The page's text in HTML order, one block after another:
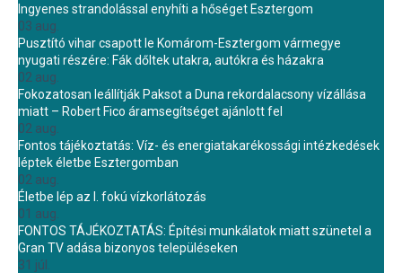
Ingyenes strandolással enyhíti a hőséget Esztergom
03 aug.
Pusztító vihar csapott le Komárom-Esztergom vármegye
nyugati részére: Fák dőltek utakra, autókra és házakra
02 aug.
Fokozatosan leállítják Paksot a Duna rekordalacsony vízállása
miatt – Robert Fico áramsegítséget ajánlott fel
02 aug.
Fontos tájékoztatás: Víz- és energiatakarékossági intézkedések
léptek életbe Esztergomban
02 aug.
Életbe lép az I. fokú vízkorlátozás
01 aug.
FONTOS TÁJÉKOZTATÁS: Építési munkálatok miatt szünetel a
Gran TV adása bizonyos településeken
31 júl.